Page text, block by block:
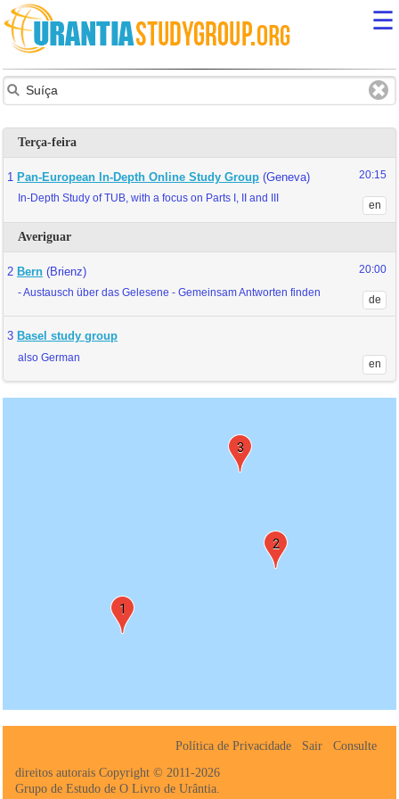
☰
Terça-feira
1 Pan-European In-Depth Online Study Group (Geneva)
In-Depth Study of TUB, with a focus on Parts I, II and III
20:15
en
Averiguar
2 Bern (Brienz)
- Austausch über das Gelesene - Gemeinsam Antworten finden
20:00
de
3 Basel study group
also German
en
1
2
3
Política de Privacidade Sair
Consulte
direitos autorais Copyright © 2011-2026
Grupo de Estudo de O Livro de Urântia.